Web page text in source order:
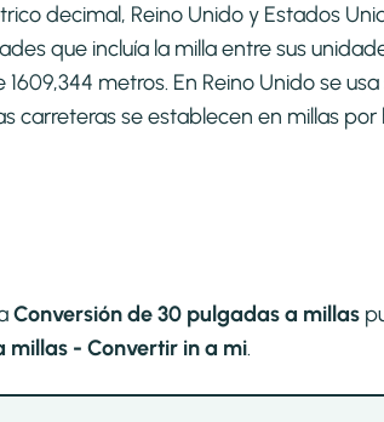
decimal, Reino Unido y Estados
que incluía la milla entre sus
metros. En Reino Unido se
carreteras se establecen en millas por
Conversión de 30 pulgadas a millas
- Convertir in a mi.